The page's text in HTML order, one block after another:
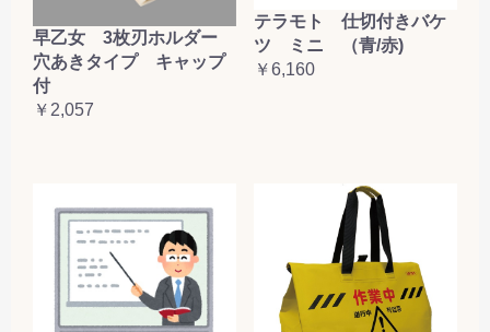
早乙女 3枚刃ホルダー
穴あきタイプ キャップ
付
￥2,057
テラモト 仕切付きバケ
ツ ミニ （青/赤)
￥6,160